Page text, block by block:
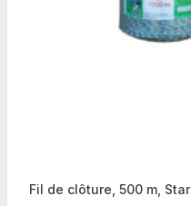
Fil de clôture, 500 m, Star